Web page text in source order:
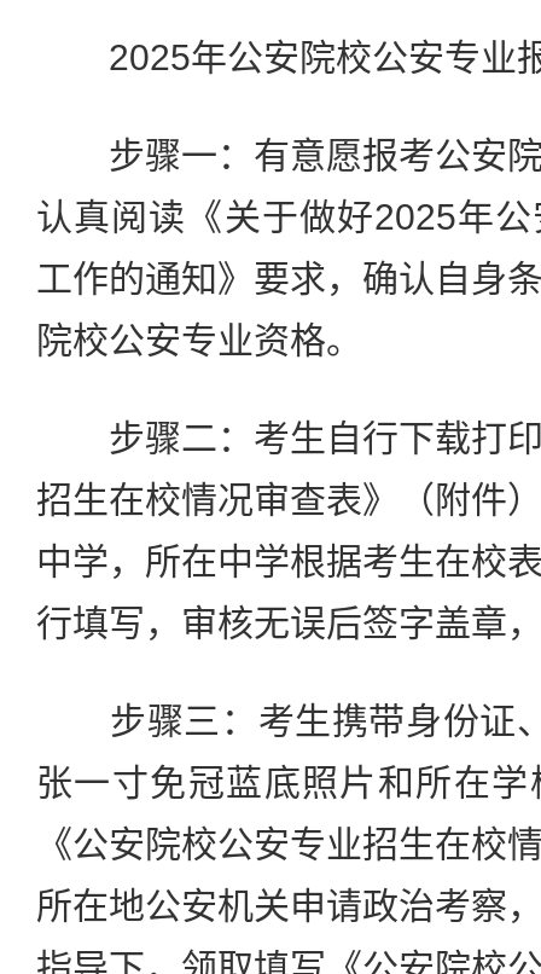
2025年公安院校公安专业
步骤一：有意愿报考公安院
认真阅读《关于做好2025年
工作的通知》要求，确认自身
院校公安专业资格。
步骤二：考生自行下载打印
招生在校情况审查表》（附件
中学，所在中学根据考生在校
行填写，审核无误后签字盖章
步骤三：考生携带身份证
张一寸免冠蓝底照片和所在
《公安院校公安专业招生在校
所在地公安机关申请政治考察